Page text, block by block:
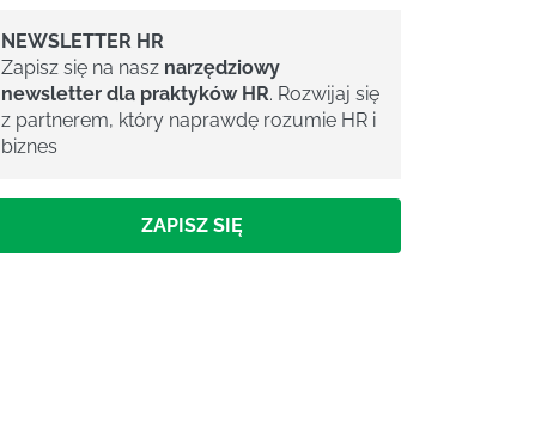
NEWSLETTER HR
Zapisz się na nasz narzędziowy
newsletter dla praktyków HR. Rozwijaj się
z partnerem, który naprawdę rozumie HR i
biznes
ZAPISZ SIĘ